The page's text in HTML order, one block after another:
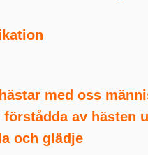
med oss
av hästen
och glädje